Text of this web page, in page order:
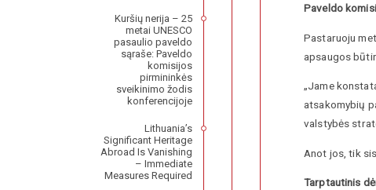
Paveldo
Pastaruoju
apsaugos
„Jame
atsakomybių
valstybės
Anot jos, tik
Tarptautinis
Kuršių nerija – 25
metai UNESCO
pasaulio paveldo
sąraše: Paveldo
komisijos
pirmininkės
sveikinimo žodis
konferencijoje
Lithuania’s
Significant Heritage
Abroad Is Vanishing
– Immediate
Measures Required